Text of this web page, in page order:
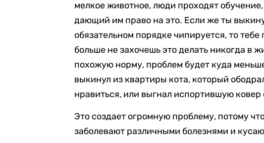
мелкое животное, люди проходят
дающий им право на это. Если же ты
обязательном порядке чипируется, то
больше не захочешь это делать никогда в
похожую норму, проблем будет куда
выкинул из квартиры кота, который
нравиться, или выгнал испортившую ковер
Это создает огромную проблему, потому
заболевают различными болезнями и